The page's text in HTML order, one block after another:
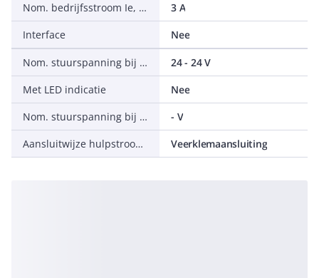
Nom. bedrijfsstroom Ie, 400 V
3 A
Interface
Nee
Nom. stuurspanning bij DC
24 - 24 V
Met LED indicatie
Nee
Nom. stuurspanning bij AC 60 Hz
- V
Aansluitwijze hulpstroomcircuit
Veerklemaansluiting